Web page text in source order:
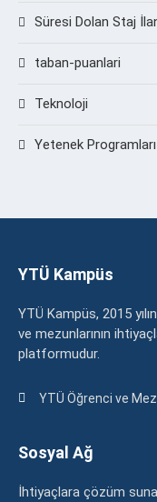
Süresi Dolan Staj
taban-puanlari
Teknoloji
Yetenek Programları
YTÜ Kampüs
YTÜ Kampüs, 2015
ve mezunlarının
platformudur.
YTÜ Öğrenci ve
Sosyal Ağ
İhtiyaçlara çözüm